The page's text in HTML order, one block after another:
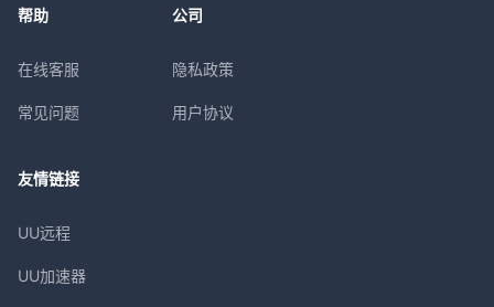
帮助
在线客服
常见问题
公司
隐私政策
用户协议
友情链接
UU远程
UU加速器